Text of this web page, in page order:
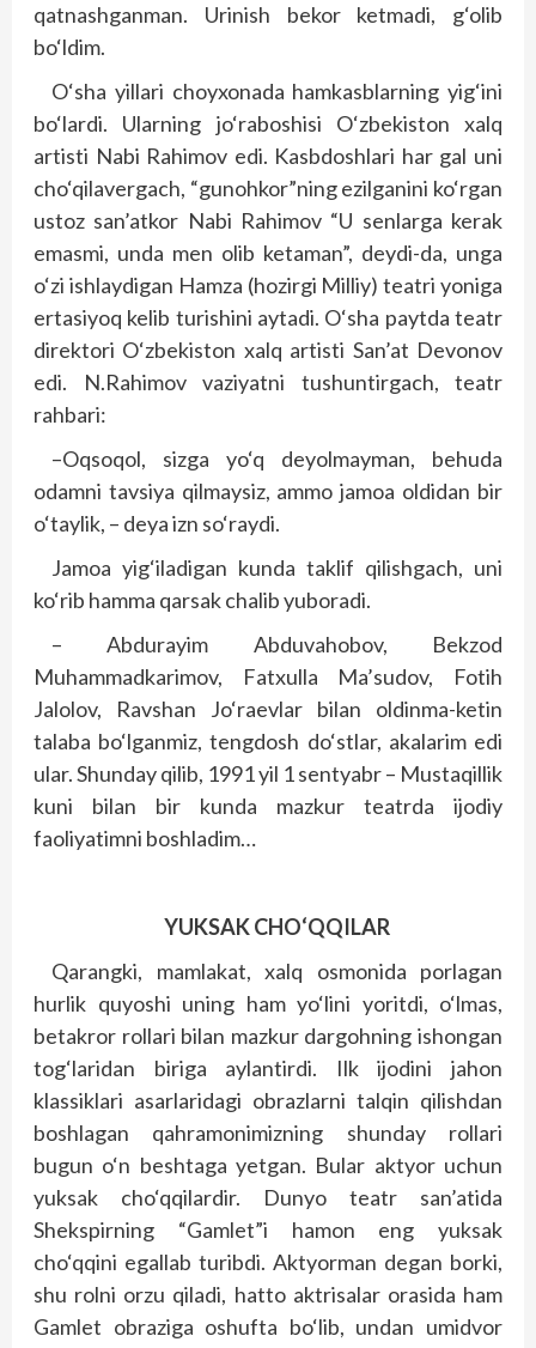
qatnashganman. Urinish bekor ketmadi, g‘olib
bo‘ldim.
O‘sha yillari choyxonada hamkasblarning yig‘ini
bo‘lardi. Ularning jo‘raboshisi O‘zbekiston xalq
artisti Nabi Rahimov edi. Kasbdoshlari har gal uni
cho‘qilavergach, “gunohkor”ning ezilganini ko‘rgan
ustoz san’atkor Nabi Rahimov “U senlarga kerak
emasmi, unda men olib ketaman”, deydi-da, unga
o‘zi ishlaydigan Hamza (hozirgi Milliy) teatri yoniga
ertasiyoq kelib turishini aytadi. O‘sha paytda teatr
direktori O‘zbekiston xalq artisti San’at Devonov
edi. N.Rahimov vaziyatni tushuntirgach, teatr
rahbari:
–Oqsoqol, sizga yo‘q deyolmayman, behuda
odamni tavsiya qilmaysiz, ammo jamoa oldidan bir
o‘taylik, – deya izn so‘raydi.
Jamoa yig‘iladigan kunda taklif qilishgach, uni
ko‘rib hamma qarsak chalib yuboradi.
– Abdurayim Abduvahobov, Bekzod
Muhammadkarimov, Fatxulla Ma’sudov, Fotih
Jalolov, Ravshan Jo‘raevlar bilan oldinma-ketin
talaba bo‘lganmiz, tengdosh do‘stlar, akalarim edi
ular. Shunday qilib, 1991 yil 1 sentyabr – Mustaqillik
kuni bilan bir kunda mazkur teatrda ijodiy
faoliyatimni boshladim…
YUKSAK CHO‘QQILAR
Qarangki, mamlakat, xalq osmonida porlagan
hurlik quyoshi uning ham yo‘lini yoritdi, o‘lmas,
betakror rollari bilan mazkur dargohning ishongan
tog‘laridan biriga aylantirdi. Ilk ijodini jahon
klassiklari asarlaridagi obrazlarni talqin qilishdan
boshlagan qahramonimizning shunday rollari
bugun o‘n beshtaga yetgan. Bular aktyor uchun
yuksak cho‘qqilardir. Dunyo teatr san’atida
Shekspirning “Gamlet”i hamon eng yuksak
cho‘qqini egallab turibdi. Aktyorman degan borki,
shu rolni orzu qiladi, hatto aktrisalar orasida ham
Gamlet obraziga oshufta bo‘lib, undan umidvor